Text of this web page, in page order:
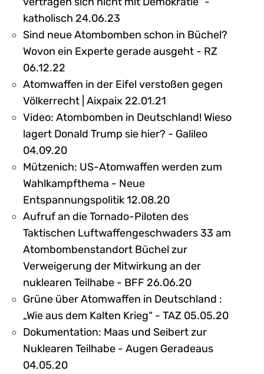
katholisch 24.06.23
Sind neue Atombomben schon in Büchel?
Wovon ein Experte gerade ausgeht - RZ
06.12.22
Atomwaffen in der Eifel verstoßen gegen
Völkerrecht | Aixpaix 22.01.21
Video: Atombomben in Deutschland! Wieso
lagert Donald Trump sie hier? - Galileo
04.09.20
Mützenich: US-Atomwaffen werden zum
Wahlkampfthema - Neue
Entspannungspolitik 12.08.20
Aufruf an die Tornado-Piloten des
Taktischen Luftwaffengeschwaders 33 am
Atombombenstandort Büchel zur
Verweigerung der Mitwirkung an der
nuklearen Teilhabe - BFF 26.06.20
Grüne über Atomwaffen in Deutschland :
„Wie aus dem Kalten Krieg“ - TAZ 05.05.20
Dokumentation: Maas und Seibert zur
Nuklearen Teilhabe - Augen Geradeaus
04.05.20